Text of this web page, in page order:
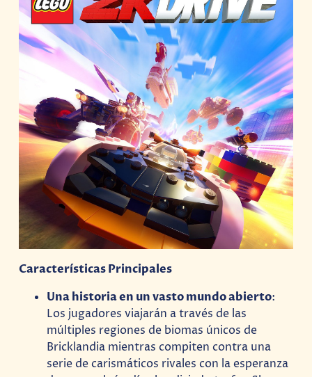
Características Principales
Una historia en un vasto mundo abierto:
Los jugadores viajarán a través de las
múltiples regiones de biomas únicos de
Bricklandia mientras compiten contra una
serie de carismáticos rivales con la esperanza